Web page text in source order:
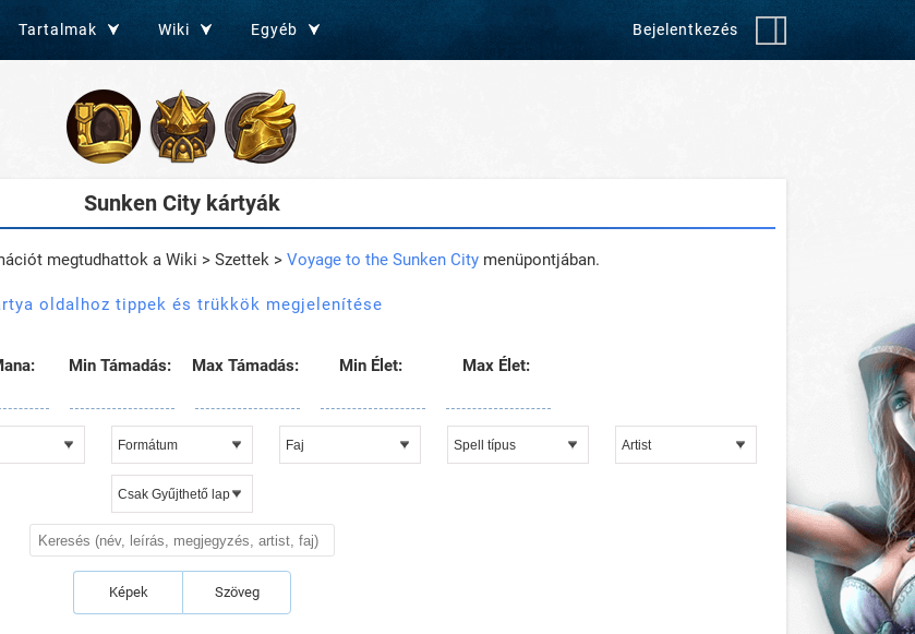
Tartalmak Wiki Egyéb Bejelentkezés
Sunken City kártyák
megtudhattok a Wiki > Szettek > Voyage to the Sunken City menüpontjában.
oldalhoz tippek és trükkök megjelenítése
Min Támadás: Max Támadás: Min Élet: Max Élet:
Képek Szöveg